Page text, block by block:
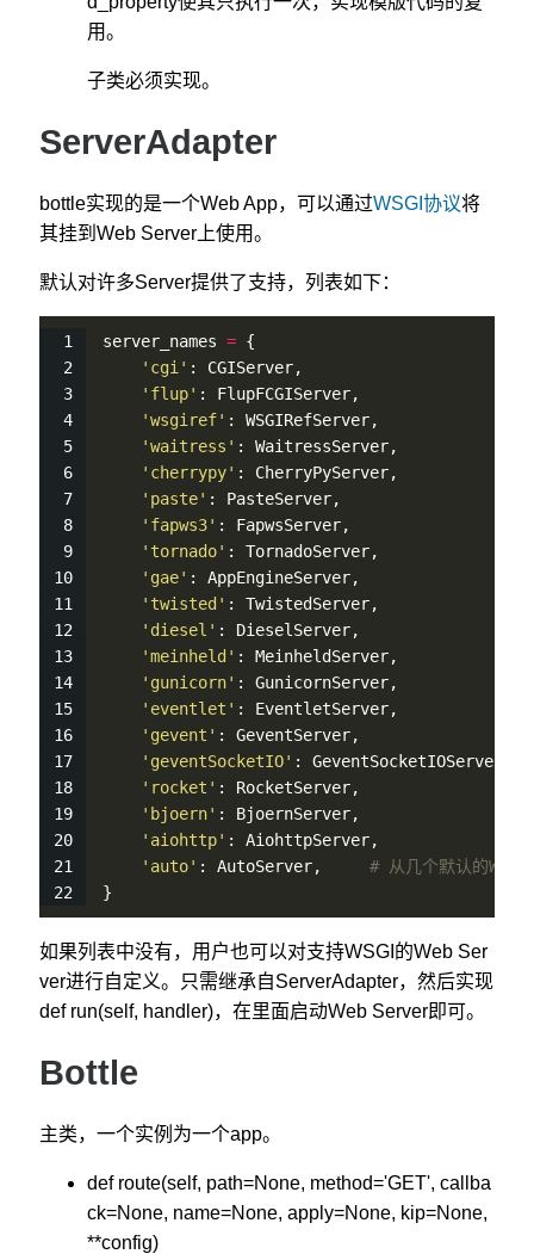
用。
子类必须实现。
ServerAdapter
bottle实现的是一个Web App，可以通过WSGI协议将
其挂到Web Server上使用。
默认对许多Server提供了支持，列表如下：
server_names = {
'cgi' : CGIServer,
'flup' : FlupFCGIServer,
'wsgiref' : WSGIRefServer,
'waitress' : WaitressServer,
'cherrypy' : CherryPyServer,
'paste' : PasteServer,
'fapws3' : FapwsServer,
'tornado' : TornadoServer,
'gae' : AppEngineServer,
'twisted' : TwistedServer,
'diesel' : DieselServer,
'meinheld' : MeinheldServer,
'gunicorn' : GunicornServer,
'eventlet' : EventletServer,
'gevent' : GeventServer,
'geventSocketIO' : GeventSocketIOServer,
'rocket' : RocketServer,
'bjoern' : BjoernServer,
'aiohttp' : AiohttpServer,
'auto' : AutoServer, # 从几个默认的
}
如果列表中没有，用户也可以对支持WSGI的Web Ser
ver进行自定义。只需继承自ServerAdapter，然后实现
def run(self, handler)，在里面启动Web Server即可。
Bottle
主类，一个实例为一个app。
def route(self, path=None, method='GET', callba
ck=None, name=None, apply=None, kip=None,
**config)